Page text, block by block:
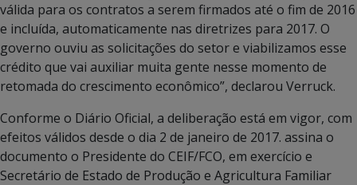
válida para os contratos a serem firmados até o fim de 2016
e incluída, automaticamente nas diretrizes para 2017. O
governo ouviu as solicitações do setor e viabilizamos esse
crédito que vai auxiliar muita gente nesse momento de
retomada do crescimento econômico”, declarou Verruck.
Conforme o Diário Oficial, a deliberação está em vigor, com
efeitos válidos desde o dia 2 de janeiro de 2017. assina o
documento o Presidente do CEIF/FCO, em exercício e
Secretário de Estado de Produção e Agricultura Familiar